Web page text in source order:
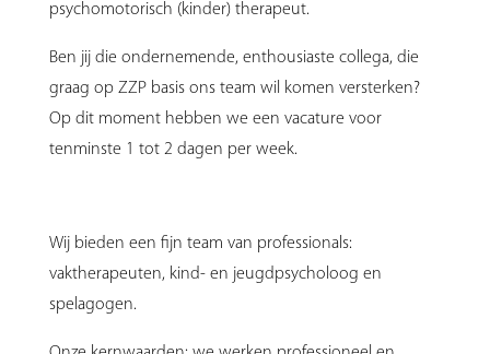
psychomotorisch (kinder) therapeut.
Ben jij die ondernemende, enthousiaste collega, die
graag op ZZP basis ons team wil komen versterken?
Op dit moment hebben we een vacature voor
tenminste 1 tot 2 dagen per week.
Wij bieden een fijn team van professionals:
vaktherapeuten, kind- en jeugdpsycholoog en
spelagogen.